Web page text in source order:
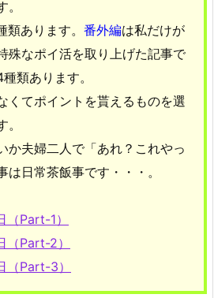
類あります。 番外編は私だけが
殊なポイ活を取り上げた記事で
類あります。
くてポイントを貰えるものを選
か夫婦二人で「あれ？これやっ
は日常茶飯事です・・・。
Part-1）
Part-2）
（Part-3）